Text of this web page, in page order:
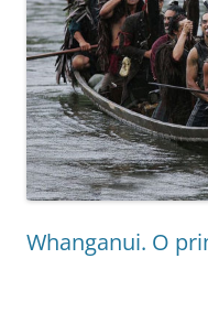
Whanganui. O